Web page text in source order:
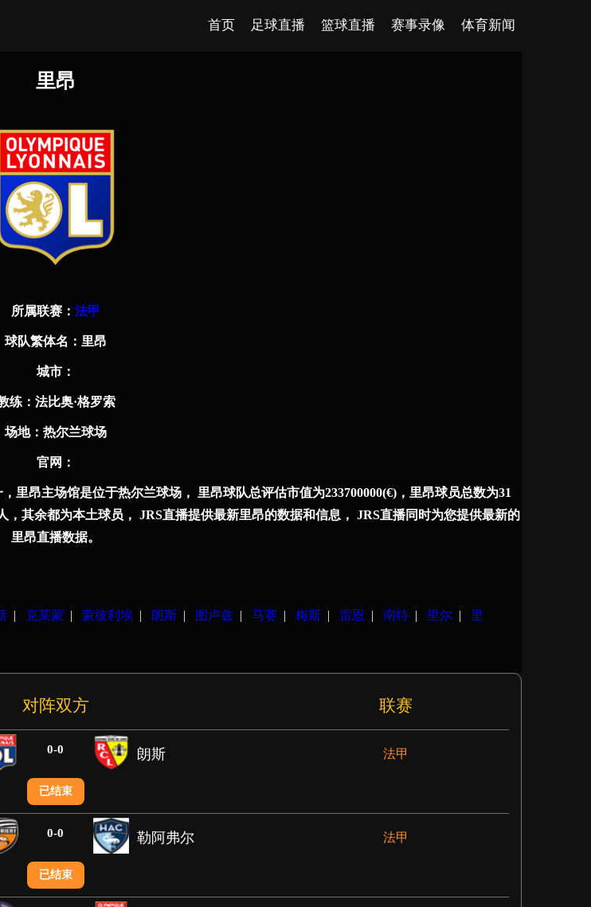
首页 足球直播 篮球直播 赛事录像 体育新闻
里昂
所属联赛： 法甲
球队繁体名： 里昂
城市：
练： 法比奥·格罗索
场地： 热尔兰球场
官⽹：
里昂主场馆是位于热尔兰球场， 里昂球队总评估市值为233700000(€)，里昂球员总数为31
其余都为本土球员， JRS直播提供最新里昂的数据和信息， JRS直播同时为您提供最新的
里昂直播数据。
| 克莱蒙 | 蒙彼利埃 | 朗斯 | 图卢兹 | 马赛 | 梅斯 | 雷恩 | 南特 | 里尔 | 里
对阵双方 联赛
0-0 朗斯 法甲
已结束
0-0 勒阿弗尔 法甲
已结束